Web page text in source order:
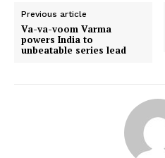
Previous article
Va-va-voom Varma
powers India to
unbeatable series lead